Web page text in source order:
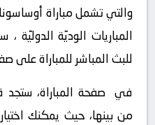
والتي تشمل مباراة
المباريات الوديّة الدوليّة
للبث المباشر للمباراة على
في صفحة المباراة، ستجد
من بينها، حيث يمكنك